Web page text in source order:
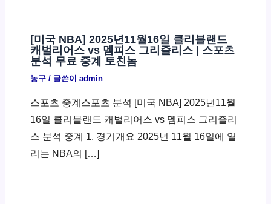
[미국 NBA] 2025년11월16일 클리블랜드
캐벌리어스 vs 멤피스 그리즐리스 | 스포츠
분석 무료 중계 토친놈
농구/ 글쓴이 admin
스포츠 중계스포츠 분석 [미국 NBA] 2025년11월
16일 클리블랜드 캐벌리어스 vs 멤피스 그리즐리
스 분석 중계 1. 경기개요 2025년 11월 16일에 열
리는 NBA의 […]